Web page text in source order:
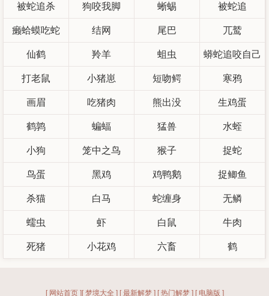
被蛇追杀 狗咬我脚 蜥蜴 被蛇追
癞蛤蟆吃蛇 结网 尾巴 兀鹫
仙鹤 羚羊 蛆虫 蟒蛇追咬自己
打老鼠 小猪崽 短吻鳄 寒鸦
画眉 吃猪肉 熊出没 生鸡蛋
鹤鹑 蝙蝠 猛兽 水蛭
小狗 笼中之鸟 猴子 捉蛇
鸟蛋 黑鸡 鸡鸭鹅 捉鲫鱼
杀猫 白马 蛇缠身 无鳞
蠕虫 虾 白鼠 牛肉
死猪 小花鸡 六畜 鹤
[ 网站首页 ] [ 梦境大全 ] [ 最新解梦 ] [ 热门解梦 ] [ 电脑版 ]